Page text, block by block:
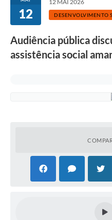
12
12 MAI 2026
DESENVOLVIMENTO
Audiência pública
assistência social